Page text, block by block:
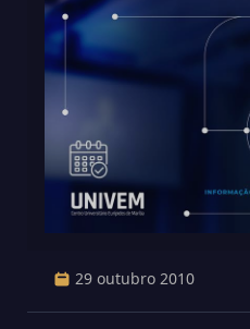
29 outubro 2010